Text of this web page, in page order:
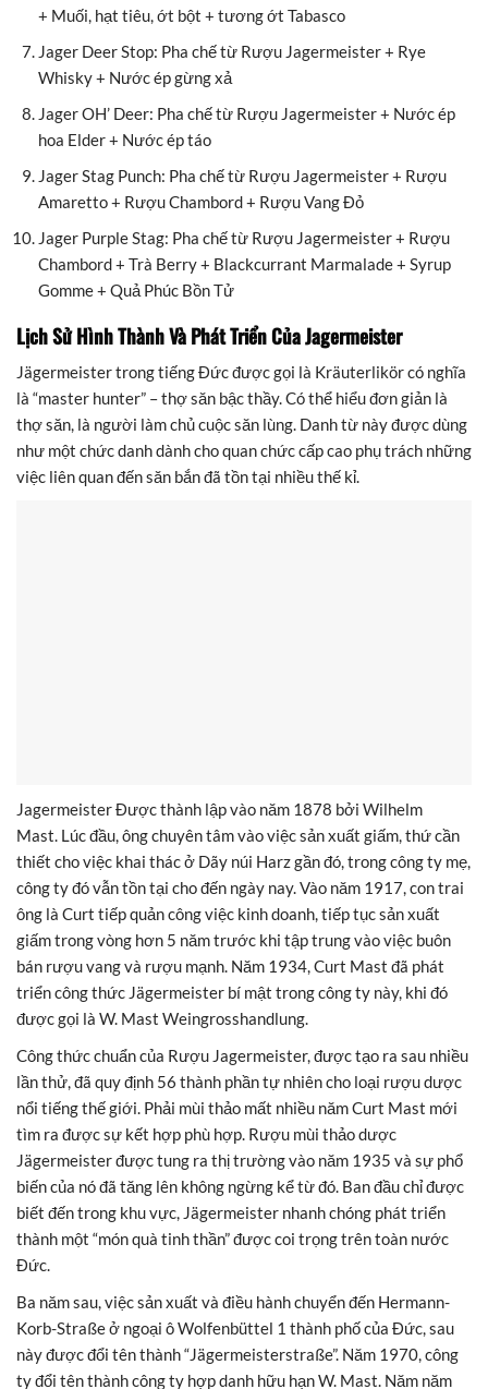
+ Muối, hạt tiêu, ớt bột + tương ớt Tabasco
Jager Deer Stop: Pha chế từ Rượu Jagermeister + Rye
Whisky + Nước ép gừng xả
Jager OH’ Deer: Pha chế từ Rượu Jagermeister + Nước ép
hoa Elder + Nước ép táo
Jager Stag Punch: Pha chế từ Rượu Jagermeister + Rượu
Amaretto + Rượu Chambord + Rượu Vang Đỏ
Jager Purple Stag: Pha chế từ Rượu Jagermeister + Rượu
Chambord + Trà Berry + Blackcurrant Marmalade + Syrup
Gomme + Quả Phúc Bồn Tử
Lịch Sử Hình Thành Và Phát Triển Của Jagermeister
Jägermeister trong tiếng Đức được gọi là Kräuterlikör có nghĩa
là “master hunter” – thợ săn bậc thầy. Có thể hiểu đơn giản là
thợ săn, là người làm chủ cuộc săn lùng. Danh từ này được dùng
như một chức danh dành cho quan chức cấp cao phụ trách những
việc liên quan đến săn bắn đã tồn tại nhiều thế kỉ.
Jagermeister Được thành lập vào năm 1878 bởi Wilhelm
Mast. Lúc đầu, ông chuyên tâm vào việc sản xuất giấm, thứ cần
thiết cho việc khai thác ở Dãy núi Harz gần đó, trong công ty mẹ,
công ty đó vẫn tồn tại cho đến ngày nay. Vào năm 1917, con trai
ông là Curt tiếp quản công việc kinh doanh, tiếp tục sản xuất
giấm trong vòng hơn 5 năm trước khi tập trung vào việc buôn
bán rượu vang và rượu mạnh. Năm 1934, Curt Mast đã phát
triển công thức Jägermeister bí mật trong công ty này, khi đó
được gọi là W. Mast Weingrosshandlung.
Công thức chuẩn của Rượu Jagermeister, được tạo ra sau nhiều
lần thử, đã quy định 56 thành phần tự nhiên cho loại rượu dược
nổi tiếng thế giới. Phải mùi thảo mất nhiều năm Curt Mast mới
tìm ra được sự kết hợp phù hợp. Rượu mùi thảo dược
Jägermeister được tung ra thị trường vào năm 1935 và sự phổ
biến của nó đã tăng lên không ngừng kể từ đó. Ban đầu chỉ được
biết đến trong khu vực, Jägermeister nhanh chóng phát triển
thành một “món quà tinh thần” được coi trọng trên toàn nước
Đức.
Ba năm sau, việc sản xuất và điều hành chuyển đến Hermann-
Korb-Straße ở ngoại ô Wolfenbüttel 1 thành phố của Đức, sau
này được đổi tên thành “Jägermeisterstraße”. Năm 1970, công
ty đổi tên thành công ty hợp danh hữu hạn W. Mast. Năm năm